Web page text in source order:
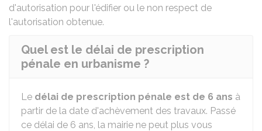
d'autorisation pour l'édifier ou le non respect de
l'autorisation obtenue.
Quel est le délai de prescription
pénale en urbanisme ?
Le délai de prescription pénale est de 6 ans à
partir de la date d'achèvement des travaux. Passé
ce délai de 6 ans, la mairie ne peut plus vous